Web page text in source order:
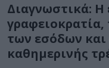
Διαγνωστικά: Η
γραφειοκρατία,
των εσόδων και
καθημερινής